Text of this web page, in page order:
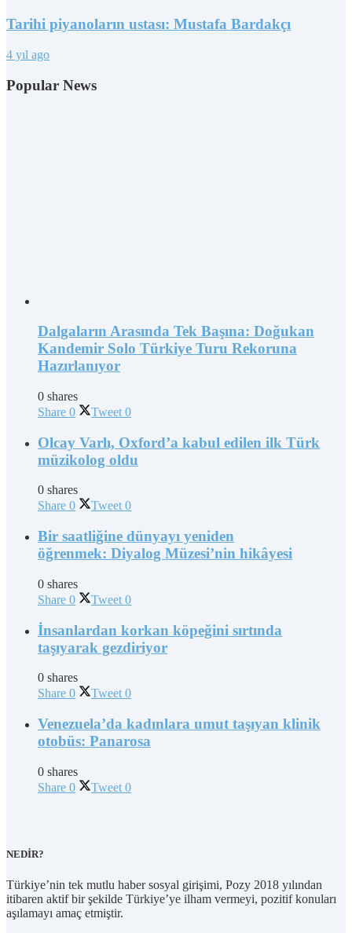
Tarihi piyanoların ustası: Mustafa Bardakçı
4 yıl ago
Popular News
Dalgaların Arasında Tek Başına: Doğukan
Kandemir Solo Türkiye Turu Rekoruna
Hazırlanıyor
0 shares
Share 0 Tweet 0
Olcay Varlı, Oxford’a kabul edilen ilk Türk
müzikolog oldu
0 shares
Share 0 Tweet 0
Bir saatliğine dünyayı yeniden
öğrenmek: Diyalog Müzesi’nin hikâyesi
0 shares
Share 0 Tweet 0
İnsanlardan korkan köpeğini sırtında
taşıyarak gezdiriyor
0 shares
Share 0 Tweet 0
Venezuela’da kadınlara umut taşıyan klinik
otobüs: Panarosa
0 shares
Share 0 Tweet 0
NEDİR?
Türkiye’nin tek mutlu haber sosyal girişimi, Pozy 2018 yılından
itibaren aktif bir şekilde Türkiye’ye ilham vermeyi, pozitif konuları
aşılamayı amaç etmiştir.